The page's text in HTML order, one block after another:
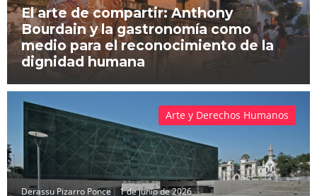
El arte de compartir: Anthony
Bourdain y la gastronomía como
medio para el reconocimiento de la
dignidad humana
Derassu Pizarro Ponce 1 de junio de 2026
Arte y Derechos Humanos